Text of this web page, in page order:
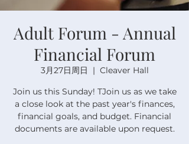
Adult Forum - Annual
Financial Forum
3月27日周日
  |
Cleaver Hall
Join us this Sunday! TJoin us as we take
a close look at the past year's finances,
financial goals, and budget. Financial
documents are available upon request.